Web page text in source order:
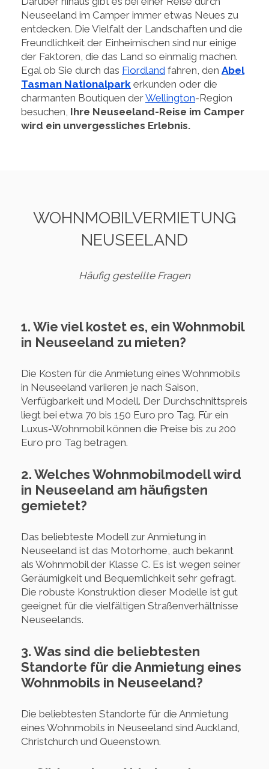
Neuseeland im Camper immer etwas Neues zu
entdecken. Die Vielfalt der Landschaften und die
Freundlichkeit der Einheimischen sind nur einige
der Faktoren, die das Land so einmalig machen.
Egal ob Sie durch das Fiordland fahren, den Abel
Tasman Nationalpark erkunden oder die
charmanten Boutiquen derWellington-Region
besuchen, Ihre Neuseeland-Reise im Camper
wird ein unvergessliches Erlebnis.
WOHNMOBILVERMIETUNG
NEUSEELAND
Häufig gestellte Fragen
1. Wie viel kostet es, ein Wohnmobil
in Neuseeland zu mieten?
Die Kosten für die Anmietung eines Wohnmobils
in Neuseeland variieren je nach Saison,
Verfügbarkeit und Modell. Der Durchschnittspreis
liegt bei etwa 70 bis 150 Euro pro Tag. Für ein
Luxus-Wohnmobil können die Preise bis zu 200
Euro pro Tag betragen.
2. Welches Wohnmobilmodell wird
in Neuseeland am häufigsten
gemietet?
Das beliebteste Modell zur Anmietung in
Neuseeland ist das Motorhome, auch bekannt
als Wohnmobil der Klasse C. Es ist wegen seiner
Geräumigkeit und Bequemlichkeit sehr gefragt.
Die robuste Konstruktion dieser Modelle ist gut
geeignet für die vielfältigen Straßenverhältnisse
Neuseelands.
3. Was sind die beliebtesten
Standorte für die Anmietung eines
Wohnmobils in Neuseeland?
Die beliebtesten Standorte für die Anmietung
eines Wohnmobils in Neuseeland sind Auckland,
Christchurch und Queenstown.